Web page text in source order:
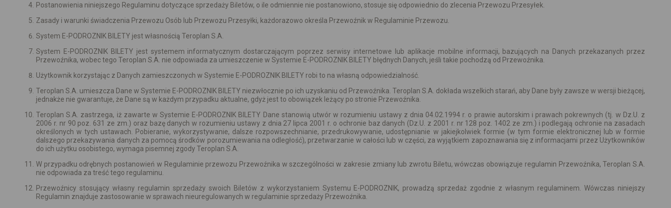
Postanowienia niniejszego Regulaminu dotyczące sprzedaży Biletów, o ile odmiennie nie postanowiono, stosuje się odpowiednio do zlecenia Przewozu Przesyłek.
Zasady i warunki świadczenia Przewozu Osób lub Przewozu Przesyłki, każdorazowo określa Przewoźnik w Regulaminie Przewozu.
System E-PODROZNIK BILETY jest własnością Teroplan S.A.
System E-PODROZNIK BILETY jest systemem informatycznym dostarczającym poprzez serwisy internetowe lub aplikacje mobilne informacji, bazujących na Danych przekazanych przez
Przewoźnika, wobec tego Teroplan S.A. nie odpowiada za umieszczenie w Systemie E-PODROZNIK BILETY błędnych Danych, jeśli takie pochodzą od Przewoźnika.
Użytkownik korzystając z Danych zamieszczonych w Systemie E-PODROZNIK BILETY robi to na własną odpowiedzialność.
Teroplan S.A. umieszcza Dane w Systemie E-PODROZNIK BILETY niezwłocznie po ich uzyskaniu od Przewoźnika. Teroplan S.A. dokłada wszelkich starań, aby Dane były zawsze w wersji bieżącej,
jednakże nie gwarantuje, że Dane są w każdym przypadku aktualne, gdyż jest to obowiązek leżący po stronie Przewoźnika.
Teroplan S.A. zastrzega, iż zawarte w Systemie E-PODROZNIK BILETY Dane stanowią utwór w rozumieniu ustawy z dnia 04.02.1994 r. o prawie autorskim i prawach pokrewnych (tj. w Dz.U. z
2006 r. nr 90 poz. 631 ze zm.) oraz bazę danych w rozumieniu ustawy z dnia 27 lipca 2001 r. o ochronie baz danych (Dz.U. z 2001 r. nr 128 poz. 1402 ze zm.) i podlegają ochronie na zasadach
określonych w tych ustawach. Pobieranie, wykorzystywanie, dalsze rozpowszechnianie, przedrukowywanie, udostępnianie w jakiejkolwiek formie (w tym formie elektronicznej lub w formie
dalszego przekazywania danych za pomocą środków porozumiewania na odległość), przetwarzanie w całości lub w części, za wyjątkiem zapoznawania się z informacjami przez Użytkowników
do ich użytku osobistego, wymaga pisemnej zgody Teroplan S.A.
W przypadku odrębnych postanowień w Regulaminie przewozu Przewoźnika w szczególności w zakresie zmiany lub zwrotu Biletu, wówczas obowiązuje regulamin Przewoźnika, Teroplan S.A.
nie odpowiada za treść tego regulaminu.
Przewoźnicy stosujący własny regulamin sprzedaży swoich Biletów z wykorzystaniem Systemu E-PODROZNIK, prowadzą sprzedaż zgodnie z własnym regulaminem. Wówczas niniejszy
Regulamin znajduje zastosowanie w sprawach nieuregulowanych w regulaminie sprzedaży Przewoźnika.